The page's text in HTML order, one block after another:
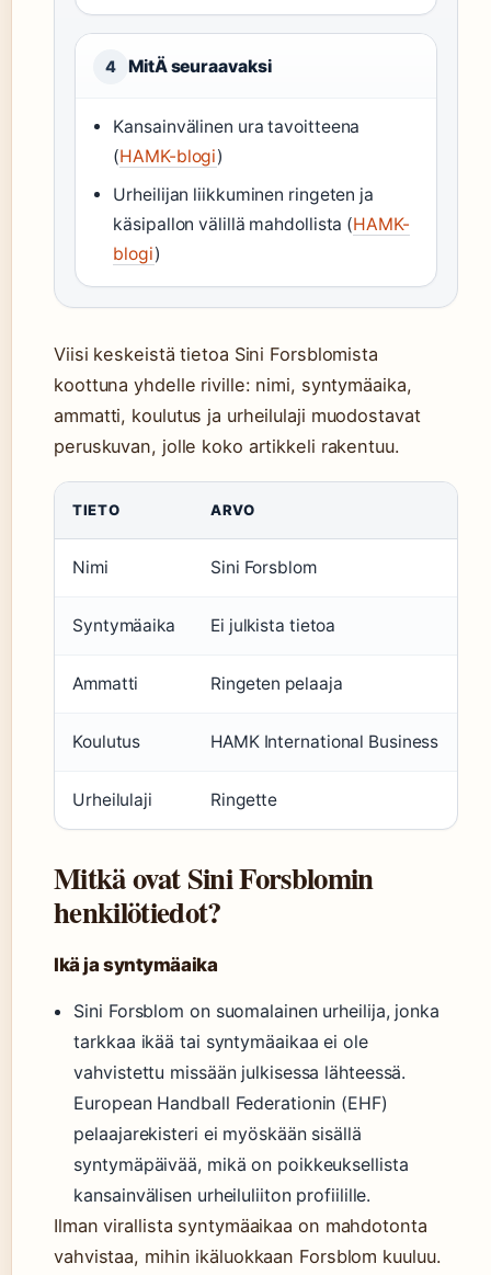
4 MitÄ seuraavaksi
Kansainvälinen ura tavoitteena
(HAMK-blogi)
Urheilijan liikkuminen ringeten ja
käsipallon välillä mahdollista (HAMK-
blogi)
Viisi keskeistä tietoa Sini Forsblomista
koottuna yhdelle riville: nimi, syntymäaika,
ammatti, koulutus ja urheilulaji muodostavat
peruskuvan, jolle koko artikkeli rakentuu.
TIETO ARVO
Nimi Sini Forsblom
Syntymäaika Ei julkista tietoa
Ammatti Ringeten pelaaja
Koulutus HAMK International Business
Urheilulaji Ringette
Mitkä ovat Sini Forsblomin
henkilötiedot?
Ikä ja syntymäaika
Sini Forsblom on suomalainen urheilija, jonka
tarkkaa ikää tai syntymäaikaa ei ole
vahvistettu missään julkisessa lähteessä.
European Handball Federationin (EHF)
pelaajarekisteri ei myöskään sisällä
syntymäpäivää, mikä on poikkeuksellista
kansainvälisen urheiluliiton profiilille.
Ilman virallista syntymäaikaa on mahdotonta
vahvistaa, mihin ikäluokkaan Forsblom kuuluu.